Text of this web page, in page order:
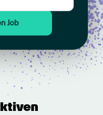
Job